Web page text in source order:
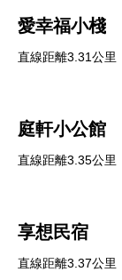
愛幸福小棧
直線距離3.31公里
庭軒小公館
直線距離3.35公里
享想民宿
直線距離3.37公里